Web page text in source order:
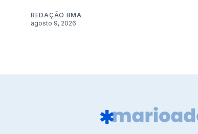
REDAÇÃO BMA
agosto 9, 2026